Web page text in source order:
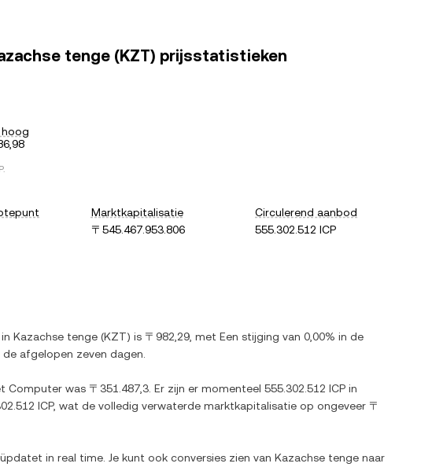
tenge (KZT) prijsstatistieken
hoog
.
Marktkapitalisatie
〒545.467.953.806
Circulerend aanbod
555.302.512 ICP
Kazachse tenge (KZT) is 〒982,29 , met Een stijging van 0,00% in de
de afgelopen zeven dagen.
Computer was 〒351.487,3 . Er zijn er momenteel 555.302.512 ICP in
ICP, wat de volledig verwaterde marktkapitalisatie op ongeveer 〒
in real time. Je kunt ook conversies zien van Kazachse tenge naar